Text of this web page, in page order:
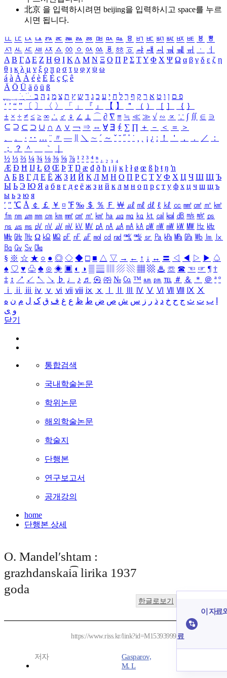
北京 을 입력하시려면 beijing을 입력하시고 space를 누르
시면 됩니다.
ㅥ ㅦ ㅧ ㅨ ㅩ ㅪ ㅫ ㅬ ㅭ ㅮ ㅯ ㅰ ㅱ ㅲ ㅳ ㅴ ㅵ ㅶ ㅷ ㅸ
ㅹ
ㅺ ㅻ ㅼ ㅽ ㅾ ㅿ ㆀ ㆁ ㆂ ㆃ ㆄ ㆅ ㆆ ㆇ ㆈ ㆉ ㆊ ㆋ ㆌ ㆍ
ㆎ
Α Β ΓΔ Ε Ζ Η Θ Ι ΚΛ Μ Ν Ξ Ο Π Ρ Σ ΤΥ Φ Χ Ψ Ω α β γ δ ε ζ η
θ ι κ λ μ ν ξ ο π ρ σ τ υ φ χ ψ ω
á à Á À é è É È ç Ç ê
Ä Ö Ü ä ö ü ß
ִֶֹ ֻּ ׁׂ פ ם ן ו ט א ר ק ף ך ל ח י ע כ ג ד ש ץ ת צ מ נ ה ב
‘ ’ “ ” 〔 〕 〈 〉 「 」 『 』 【 】 ＂ （ ） ［ ］ ｛ ｝
± × ÷ ≠ ≤ ≥ ∞ ∴ ♂ ♀ ∠ ⊥ ⌒ ∂ ∇ ≡ ≒ ≪ ≫ √ ∽ ∝ ∵ ∫ ∬ ∈ ∋
⊆ ⊇ ⊂ ⊃ ∪ ∩ ∧ ∨ ￢ ⇒ ⇔ ∀ ∃ ∮ ∑ ∏ ＋ － ＜ ＝
＞
、
。 · ‥ … ¨ 〃 ― ＼ ∼ ´ ～ ˇ ˘ ˝ ˚ ˙ ¸ ¡ ¿ ː ！ ＇ ， ． ／
：
；
？ ＾ ｀
½ ⅓ ⅔ ¼ ¾ ⅛ ⅜ ⅝ ⅞ ¹ ² ³ ⁴ ⁿ ₁ ₂ ₃ ₄
Æ Ð Ħ Ĳ Ł Ø Œ Þ Ŧ Ŋ æ đ ð ħ ı ĳ ĸ ŀ ł ø œ ß þ ŧ ŋ ŉ
А Б В Г Д Е Ё Ж З И Й К Л М Н О П Р С Т У Ф Х Ц Ч Ш Щ Ъ
Ы Ь Э Ю Я а б в г д е ё ж з и й к л м н о п р с т у ф х ц ч ш щ ъ
ы ь э ю я
′ ″ ℃ Å ￠ ￡ ￥ ¤ ℉ ‰ ＄ ％ Ｆ ￦ ㎕ ㎖ ㎗ ℓ ㎘ ㏄ ㎣ ㎤ ㎥ ㎦
㎙ ㎚ ㎛ ㎜ ㎝ ㎞ ㎟ ㎠ ㎡ ㎢ ㏊ ㎍ ㎎ ㎏ ㏏ ㎈ ㎉ ㏈ ㎧ ㎨ ㎰
㎱ ㎲ ㎳ ㎴ ㎵ ㎶ ㎷ ㎸ ㎹ ㎀ ㎁ ㎂ ㎃ ㎄ ㎺ ㎻ ㎽ ㎾ ㎿ ㎐ ㎑
㎒ ㎓ ㎔ Ω ㏀ ㏁ ㎊ ㎋ ㎌ ㏖ ㏅ ㎭ ㎮ ㎯ ㏛ ㎩ ㎪ ㎫ ㎬ ㏝ ㏐
㏓
㏃ ㏉ ㏜ ㏆
§ ※ ☆ ★ ○ ● ◎ ◇ ◆ □ ■ △ ▽ → ← ↑ ↓ ↔ 〓 ◁ ◀ ▷ ▶ ♤
♠ ♡ ♥ ♧ ♣ ⊙ ◈ ▣ ◐ ◑ ▒ ▤ ▨ ▧ ▦ ▩ ♨ ☏ ☎ ☜ ☞ ¶ †
‡ ↕ ↗ ↙ ↖ ↘ ♭ ♩ ♪ ♬ ㉿ ㈜ № ㏇ ™ ㏂ ㏘ ℡ ＃ ＆ ＊ ＠ ª º
ⅰ
ⅱ ⅲ ⅳ ⅴ ⅵ ⅶ ⅷ ⅸ ⅹ Ⅳ Ⅴ Ⅵ Ⅶ Ⅷ Ⅸ Ⅹ
ب ت ث ج ح خ د ذ ر ز س ش ص ض ط ظ ع غ ف ق ک ل م ن ه
و ی
닫기
통합검색
국내학술논문
학위논문
해외학술논문
학술지
단행본
연구보고서
공개강의
home
단행본 상세
O. Mandelʹshtam :
grazhdanskai͡a lirika 1937
goda
한글로보기
https://www.riss.kr/link?id=M15393999
저자
Gasparov,
M. L
이 자료
료